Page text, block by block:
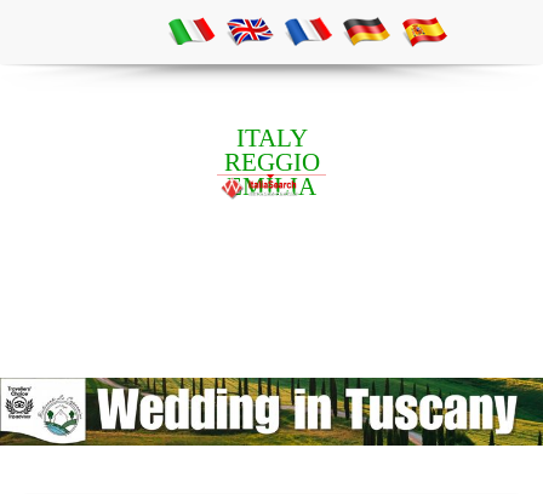
ITALY
REGGIO
EMILIA